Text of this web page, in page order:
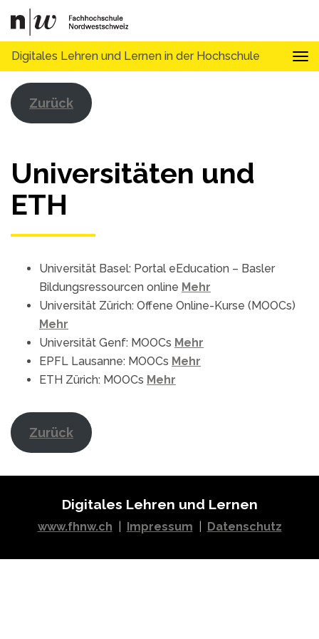
Digitales Lehren und Lernen in der Hochschule
Zurück
Universitäten und
ETH
Universität Basel: Portal eEducation – Basler
Bildungsressourcen online Mehr
Universität Zürich: Offene Online-Kurse (MOOCs)
Mehr
Universität Genf: MOOCs Mehr
EPFL Lausanne: MOOCs Mehr
ETH Zürich: MOOCs Mehr
Zurück
Digitales Lehren und Lernen
www.fhnw.ch Impressum Datenschutz